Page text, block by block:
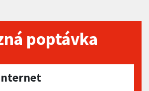
poptávka